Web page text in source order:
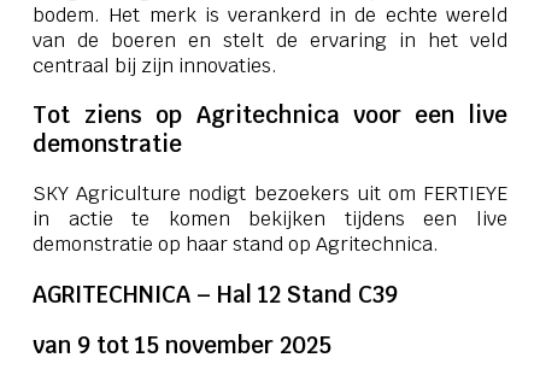
bodem. Het merk is verankerd in de echte wereld
van de boeren en stelt de ervaring in het veld
centraal bij zijn innovaties.
Tot ziens op Agritechnica voor een live
demonstratie
SKY Agriculture nodigt bezoekers uit om FERTIEYE
in actie te komen bekijken tijdens een live
demonstratie op haar stand op Agritechnica.
AGRITECHNICA – Hal 12 Stand C39
van 9 tot 15 november 2025